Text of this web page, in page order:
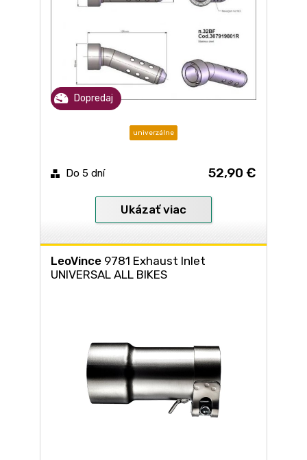
Dopredaj
univerzálne
Do 5 dní 52,90 €
Ukázať viac
LeoVince 9781 Exhaust Inlet
UNIVERSAL ALL BIKES